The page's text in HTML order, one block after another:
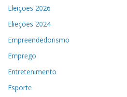
Eleições 2026
Elieções 2024
Empreendedorismo
Emprego
Entretenimento
Esporte